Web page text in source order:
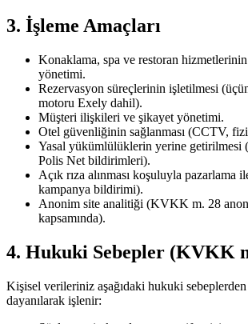
3. İşleme Amaçları
Konaklama, spa ve restoran hizmetlerinin
yönetimi.
Rezervasyon süreçlerinin işletilmesi
motoru Exely dahil).
Müşteri ilişkileri ve şikayet yönetimi.
Otel güvenliğinin sağlanması (CCTV,
Yasal yükümlülüklerin yerine getirilmesi
Polis Net bildirimleri).
Açık rıza alınması koşuluyla pazarlama
kampanya bildirimi).
Anonim site analitiği (KVKK m. 28
kapsamında).
4. Hukuki Sebepler (KVKK
Kişisel verileriniz aşağıdaki hukuki
dayanılarak işlenir: